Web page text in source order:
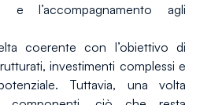
e l’accompagnamento agli
coerente con l’obiettivo di
investimenti complessi e
Tuttavia, una volta